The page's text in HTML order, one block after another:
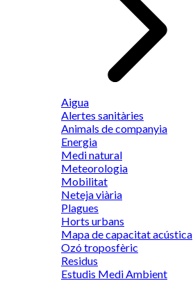
Aigua
Alertes sanitàries
Animals de companyia
Energia
Medi natural
Meteorologia
Mobilitat
Neteja viària
Plagues
Horts urbans
Mapa de capacitat acústica
Ozó troposfèric
Residus
Estudis Medi Ambient